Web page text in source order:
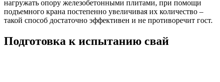
нагружать опору железобетонными плитами, при помощи
подъемного крана постепенно увеличивая их количество –
такой способ достаточно эффективен и не противоречит гост.
Подготовка к испытанию свай